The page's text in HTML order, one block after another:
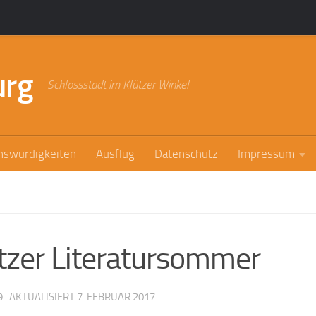
Schlossstadt im Klützer Winkel
Ausflug Datenschutz Impressum
Literatursommer
· AKTUALISIERT 7. FEBRUAR 2017